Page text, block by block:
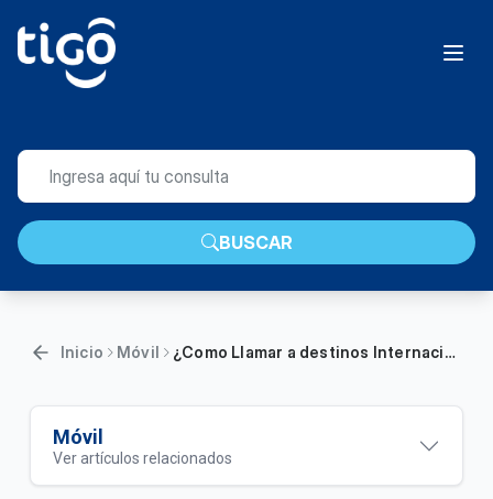
BUSCAR
Inicio Móvil ¿Como Llamar a destinos Internacionales con tu linea prepago? |Movil
Móvil
Ver artículos relacionados